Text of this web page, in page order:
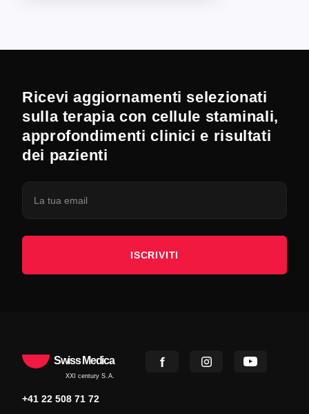
Ricevi aggiornamenti selezionati
sulla terapia con cellule staminali,
approfondimenti clinici e risultati
dei pazienti
ISCRIVITI
Swiss Medica
XXI century S.A.
+41 22 508 71 72